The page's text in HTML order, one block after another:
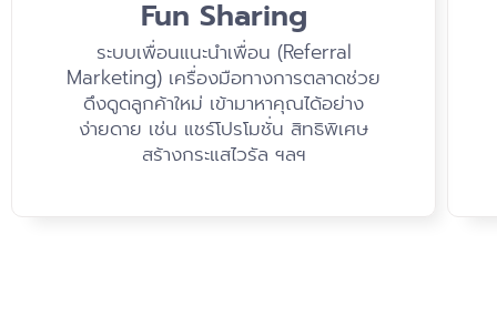
Fun Sharing
ระบบเพื่อนแนะนำเพื่อน (Referral
Marketing) เครื่องมือทางการตลาดช่วย
ดึงดูดลูกค้าใหม่ เข้ามาหาคุณได้อย่าง
ง่ายดาย เช่น แชร์โปรโมชั่น สิทธิพิเศษ
สร้างกระแสไวรัล ฯลฯ